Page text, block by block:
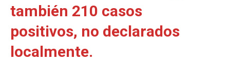
también 210 casos
positivos, no declarados
localmente.